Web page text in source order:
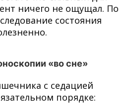
ничего не ощущал. По
состояния
«во сне»
с седацией
порядке: